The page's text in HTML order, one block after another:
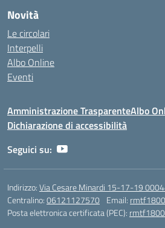
Novità
Le circolari
Interpelli
Albo Online
Eventi
Amministrazione TrasparenteAlbo
Dichiarazione di accessibilità
Seguici su:
Indirizzo:Via Cesare Minardi 15-17-19
Centralino:06121127570 Email:
Posta elettronica certificata (PEC):